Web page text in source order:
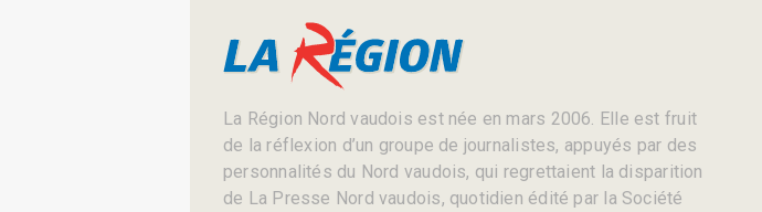
La Région Nord vaudois est née en mars 2006. Elle est fruit
de la réflexion d’un groupe de journalistes, appuyés par des
personnalités du Nord vaudois, qui regrettaient la disparition
de La Presse Nord vaudois, quotidien édité par la Société